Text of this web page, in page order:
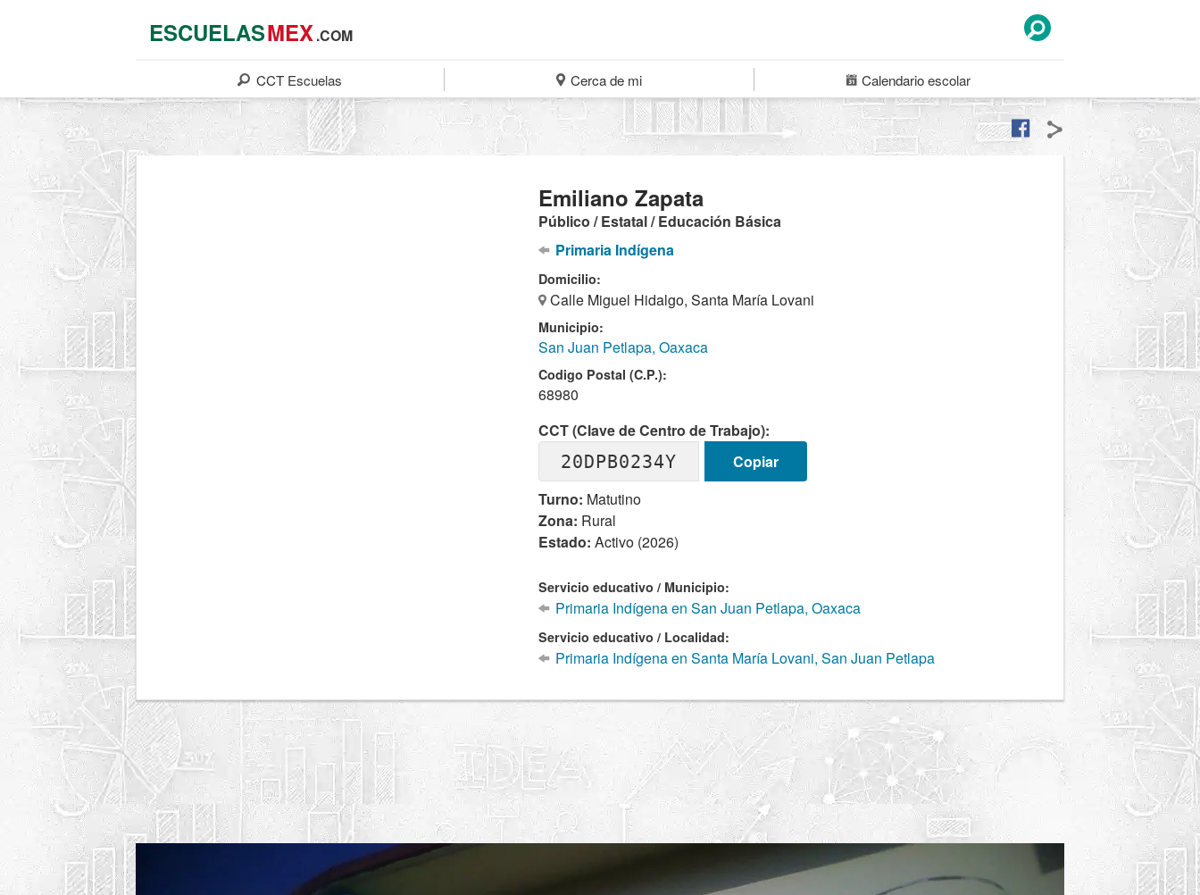
ESCUELASMEX.COM
CCT Escuelas Cerca de mi Calendarioescolar
Emiliano Zapata
Público / Estatal / Educación Básica
Primaria Indígena
Domicilio:
Calle Miguel Hidalgo, Santa María Lovani
Municipio:
San Juan Petlapa, Oaxaca
Codigo Postal (C.P.):
68980
CCT (Clave de Centro de Trabajo):
20DPB0234Y
Copiar
Turno: Matutino
Zona: Rural
Estado: Activo (2026)
Servicio educativo / Municipio:
Primaria Indígena en San Juan Petlapa, Oaxaca
Servicio educativo / Localidad:
Primaria Indígena en Santa María Lovani, San Juan Petlapa